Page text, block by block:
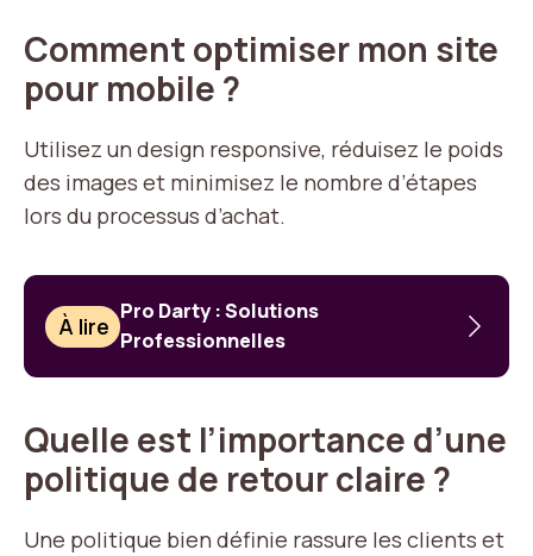
Comment optimiser mon site
pour mobile ?
Utilisez un design responsive, réduisez le poids
des images et minimisez le nombre d’étapes
lors du processus d’achat.
À lire
Pro Darty : Solutions
Professionnelles
Quelle est l’importance d’une
politique de retour claire ?
Une politique bien définie rassure les clients et